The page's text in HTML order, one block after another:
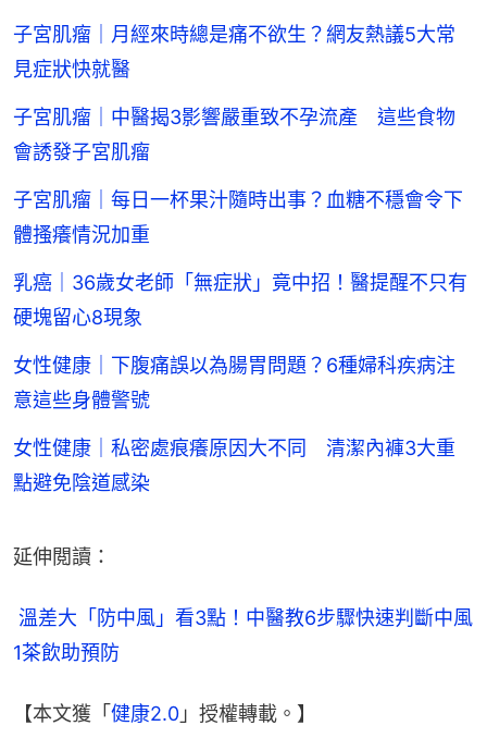
子宮肌瘤｜月經來時總是痛不欲生？網友熱議5大常
見症狀快就醫
子宮肌瘤｜中醫揭3影響嚴重致不孕流產 這些食物
會誘發子宮肌瘤
子宮肌瘤｜每日一杯果汁隨時出事？血糖不穩會令下
體搔癢情況加重
乳癌｜36歲女老師「無症狀」竟中招！醫提醒不只有
硬塊留心8現象
女性健康｜下腹痛誤以為腸胃問題？6種婦科疾病注
意這些身體警號
女性健康｜私密處痕癢原因大不同 清潔內褲3大重
點避免陰道感染
延伸閲讀：
1茶飲助預防
【本文獲「 健康2.0 」授權轉載。】